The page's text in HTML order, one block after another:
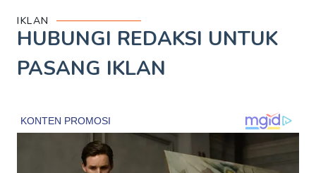
IKLAN
HUBUNGI REDAKSI UNTUK
PASANG IKLAN